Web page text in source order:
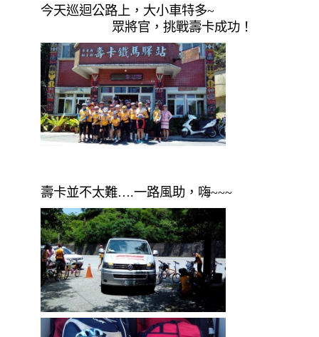
今天巡迴公路上，大小車特多~
眾將官，挑戰壽卡成功！
壽卡並不太難….一路風助，嗨~~~